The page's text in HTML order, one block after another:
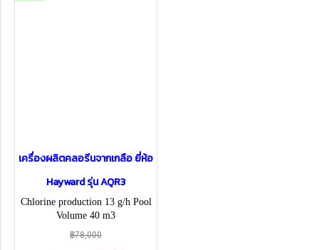
เครื่องผลิตคลอรีนจากเกลือ ยี่ห้อ
Hayward รุ่น AQR3
Chlorine production 13 g/h Pool
Volume 40 m3
฿78,000